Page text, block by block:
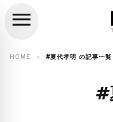
search
menu
HOME chevron_right #夏代孝明 の記事一覧
#